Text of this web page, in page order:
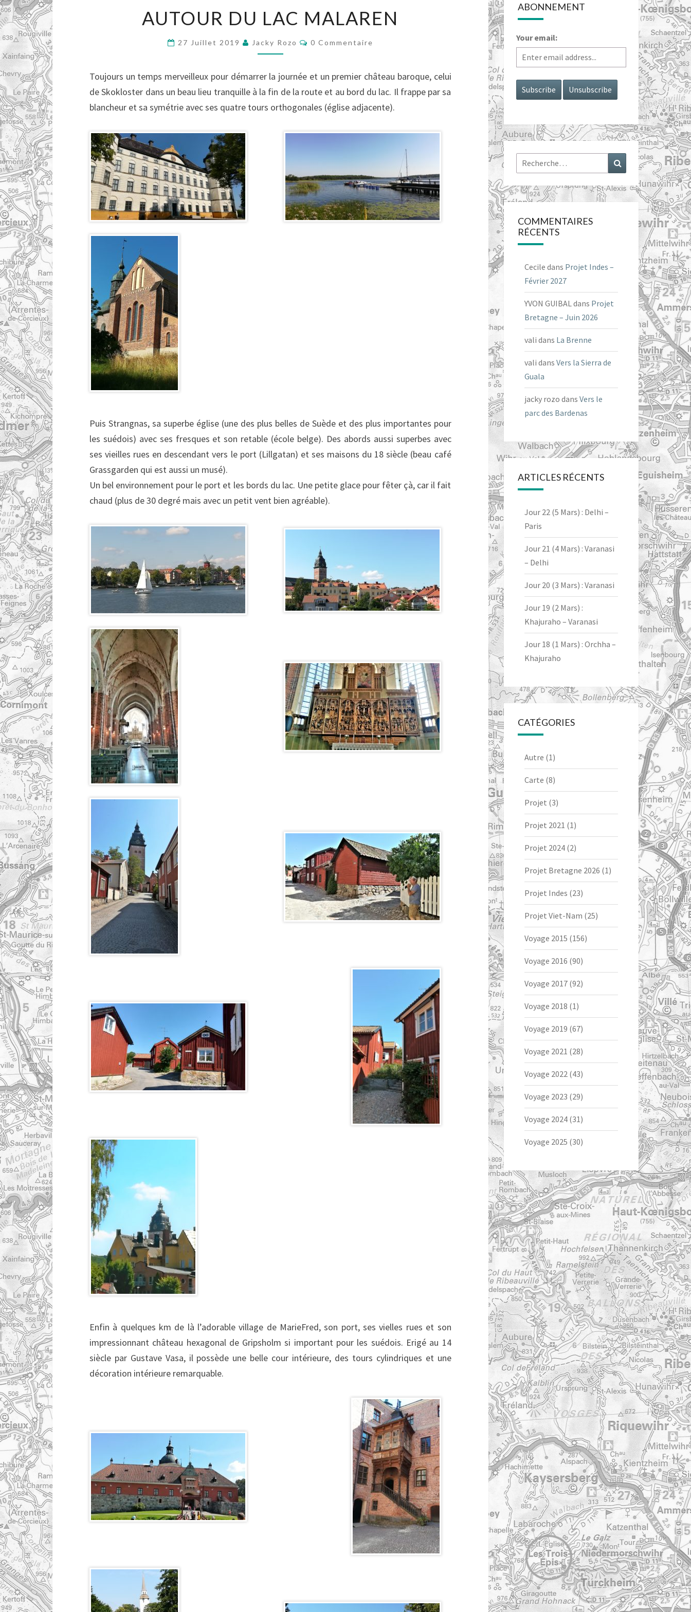
DU
MALAREN
AUTOUR DU LAC MALAREN
27 Juillet 2019 Jacky Rozo Commentaires
0 Commentaire
Toujours un temps merveilleux pour démarrer la journée et un premier château baroque, celui
de Skokloster dans un beau lieu tranquille à la fin de la route et au bord du lac. Il frappe par sa
blancheur et sa symétrie avec ses quatre tours orthogonales (église adjacente).
Puis Strangnas, sa superbe église (une des plus belles de Suède et des plus importantes pour
les suédois) avec ses fresques et son retable (école belge). Des abords aussi superbes avec
ses vieilles rues en descendant vers le port (Lillgatan) et ses maisons du 18 siècle (beau café
Grassgarden qui est aussi un musé).
Un bel environnement pour le port et les bords du lac. Une petite glace pour fêter çà, car il fait
chaud (plus de 30 degré mais avec un petit vent bien agréable).
Enfin à quelques km de là l’adorable village de MarieFred, son port, ses vielles rues et son
impressionnant château hexagonal de Gripsholm si important pour les suédois. Erigé au 14
siècle par Gustave Vasa, il possède une belle cour intérieure, des tours cylindriques et une
décoration intérieure remarquable.
ABONNEMENT
Your email:
Rechercher : Recherche
COMMENTAIRES
RÉCENTS
Cecile dans Projet Indes –
Février 2027
YVON GUIBALdans Projet
Bretagne – Juin 2026
vali dans La Brenne
vali dans Vers la Sierra de
Guala
jacky rozo dans Vers le
parc des Bardenas
ARTICLES RÉCENTS
Jour 22 (5 Mars) : Delhi –
Paris
Jour 21 (4 Mars) : Varanasi
– Delhi
Jour 20 (3 Mars) : Varanasi
Jour 19 (2 Mars) :
Khajuraho – Varanasi
Jour 18 (1 Mars) : Orchha –
Khajuraho
CATÉGORIES
Autre (1)
Carte (8)
Projet (3)
Projet 2021 (1)
Projet 2024(2)
Projet Bretagne 2026 (1)
Projet Indes (23)
Projet Viet-Nam (25)
Voyage 2015 (156)
Voyage 2016 (90)
Voyage 2017(92)
Voyage 2018 (1)
Voyage 2019 (67)
Voyage 2021 (28)
Voyage 2022(43)
Voyage 2023 (29)
Voyage 2024(31)
Voyage 2025 (30)